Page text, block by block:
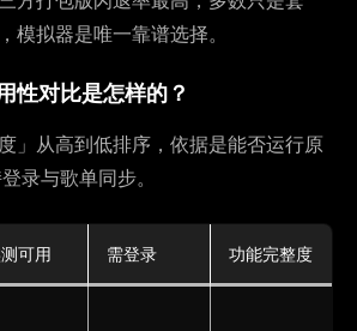
模拟器是唯一靠谱选择。
性对比是怎样的？
」从高到低排序，依据是能否运行原
录与歌单同步。
可用 需登录 功能完整度